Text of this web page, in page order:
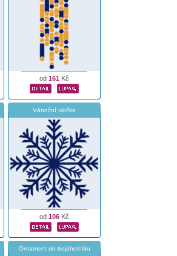
od 161 Kč
Vánoční vločka
od 106 Kč
Ornament do trojúhelníku